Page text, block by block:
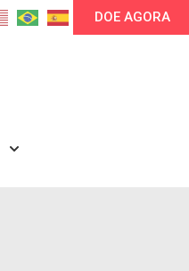
DOE AGORA